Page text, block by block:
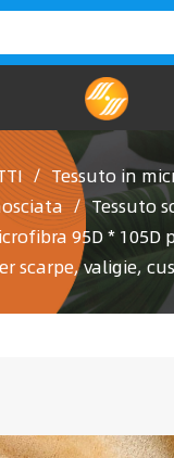
/ Tessuto in
/ Tessuto
95D * 105D
scarpe, valigie,